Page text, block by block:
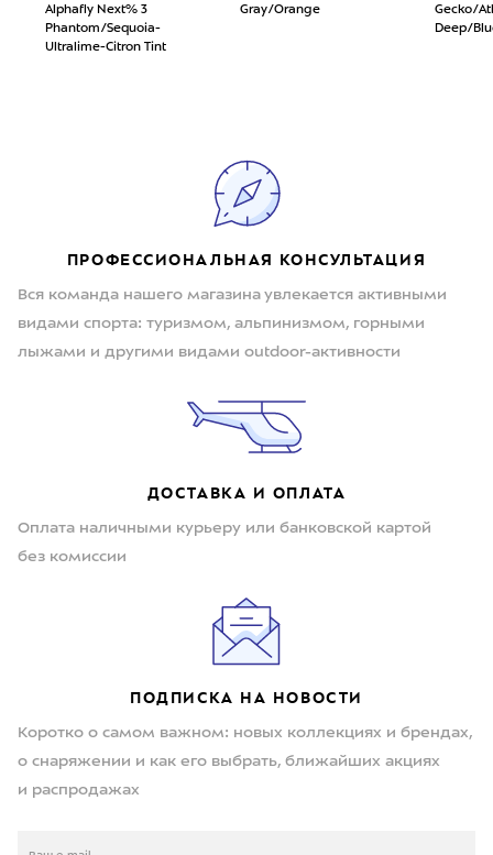
Alphafly Next% 3
Phantom/Sequoia-
Ultralime-Citron Tint
Gray/Orange
Gecko/
Deep/
ПРОФЕССИОНАЛЬНАЯ КОНСУЛЬТАЦИЯ
Вся команда нашего магазина увлекается активными
видами спорта: туризмом, альпинизмом, горными
лыжами и другими видами outdoor-активности
ДОСТАВКА И ОПЛАТА
Оплата наличными курьеру или банковской картой
без комиссии
ПОДПИСКА НА НОВОСТИ
Коротко о самом важном: новых коллекциях и брендах,
о снаряжении и как его выбрать, ближайших акциях
и распродажах